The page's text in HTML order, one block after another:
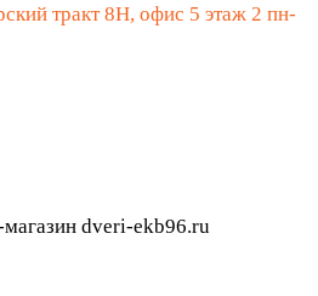
тракт 8Н, офис 5 этаж 2 пн-
dveri-ekb96.ru